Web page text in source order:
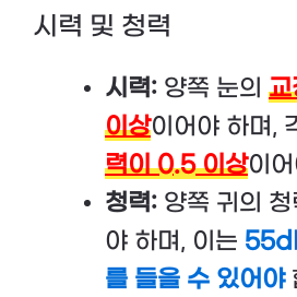
시력 및 청력
시력: 양쪽 눈의
이상이어야 하며,
력이 0.5 이상이
청력: 양쪽 귀의
야 하며, 이는
를 들을 수 있어야